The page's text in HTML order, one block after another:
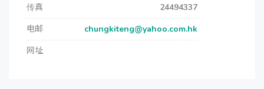
传真
24494337
电邮
chungkiteng@yahoo.com.hk
网址